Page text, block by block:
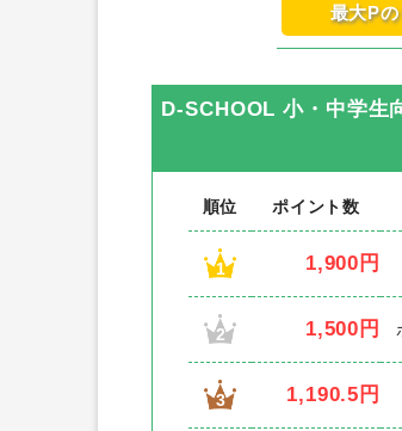
最大P
D-SCHOOL 小・中学生
順位 ポイント数
1 1,900円
2 1,500円
3 1,190.5円